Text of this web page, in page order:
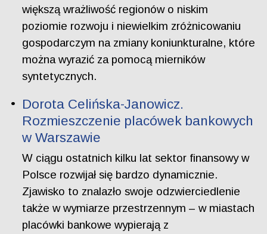
większą wrażliwość regionów o niskim
poziomie rozwoju i niewielkim zróżnicowaniu
gospodarczym na zmiany koniunkturalne, które
można wyrazić za pomocą mierników
syntetycznych.
Dorota Celińska-Janowicz.
Rozmieszczenie placówek bankowych
w Warszawie
W ciągu ostatnich kilku lat sektor finansowy w
Polsce rozwijał się bardzo dynamicznie.
Zjawisko to znalazło swoje odzwierciedlenie
także w wymiarze przestrzennym – w miastach
placówki bankowe wypierają z